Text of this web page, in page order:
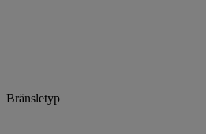
Bränsletyp